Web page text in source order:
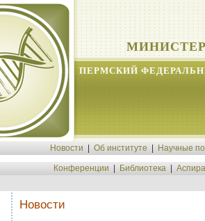
ПЕРМСКИЙ
Новости Об институте Научные
Конференции Библиотека
Новости